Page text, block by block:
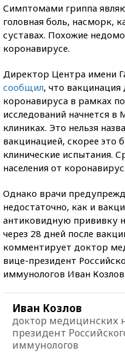
Симптомами гриппа
головная боль, насморк,
суставах. Похожие
коронавирусе.
Директор Центра имени
сообщил, что
коронавируса в рамках
исследований начнется в
клиниках. Это нельзя
вакцинацией, скорее это
клинические испытания.
населения от
Однако врачи
недостаточно, как и
антиковидную прививку
через 28 дней после
комментирует доктор
вице-президент
иммунологов Иван Козлов.
Иван Козлов
доктор медицинских
президент
иммунологов